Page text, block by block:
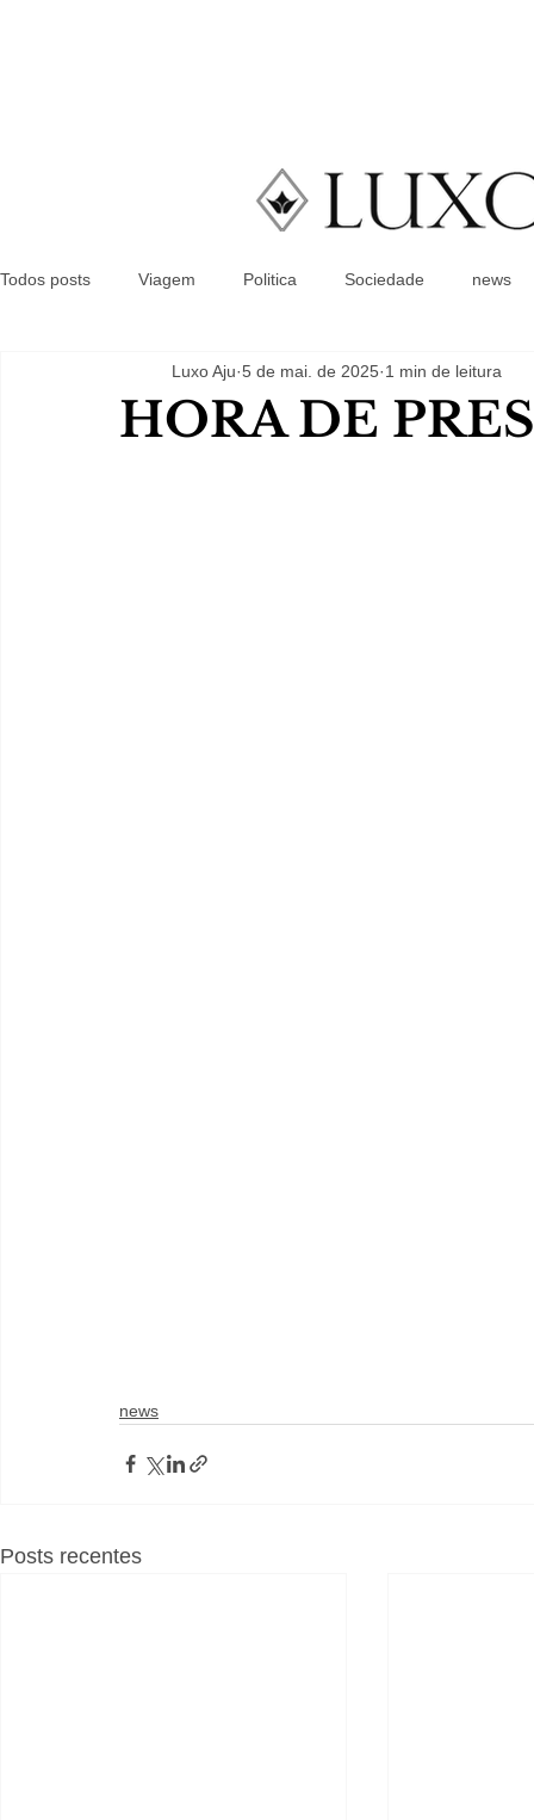
Todos posts Viagem Politica Sociedade news
HORA DE
Luxo Aju 5 de mai. de 2025 1 min de leitura
news
Posts recentes